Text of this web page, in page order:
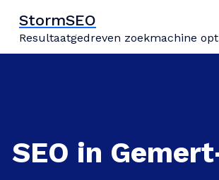
inhoud
springen
StormSEO
Resultaatgedreven zoekmachine
SEO in